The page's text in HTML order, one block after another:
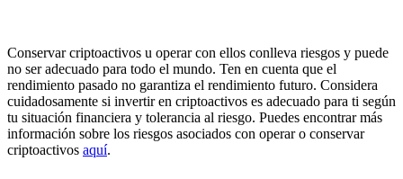
Conservar criptoactivos u operar con ellos conlleva riesgos y puede
no ser adecuado para todo el mundo. Ten en cuenta que el
rendimiento pasado no garantiza el rendimiento futuro. Considera
cuidadosamente si invertir en criptoactivos es adecuado para ti según
tu situación financiera y tolerancia al riesgo. Puedes encontrar más
información sobre los riesgos asociados con operar o conservar
criptoactivos aquí.